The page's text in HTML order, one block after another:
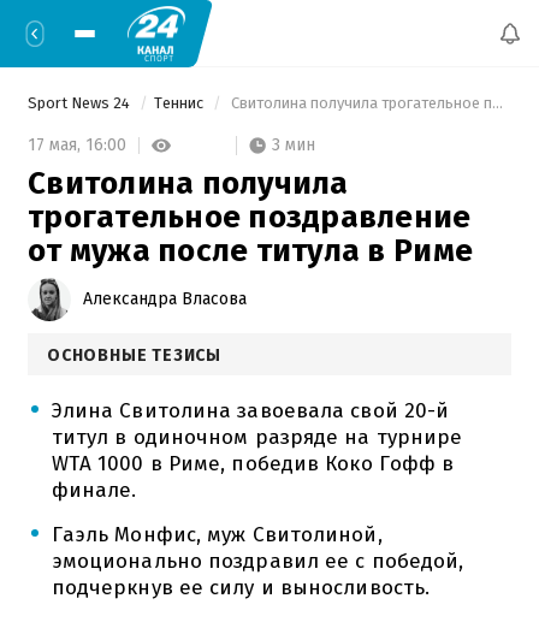
Sport News 24 Теннис Свитолина получила трогательное поздравление от мужа после титула в Риме
17 мая, 16:00 3 мин
Свитолина получила
трогательное поздравление
от мужа после титула в Риме
Александра Власова
ОСНОВНЫЕ ТЕЗИСЫ
Элина Свитолина завоевала свой 20-й
титул в одиночном разряде на турнире
WTA 1000 в Риме, победив Коко Гофф в
финале.
Гаэль Монфис, муж Свитолиной,
эмоционально поздравил ее с победой,
подчеркнув ее силу и выносливость.